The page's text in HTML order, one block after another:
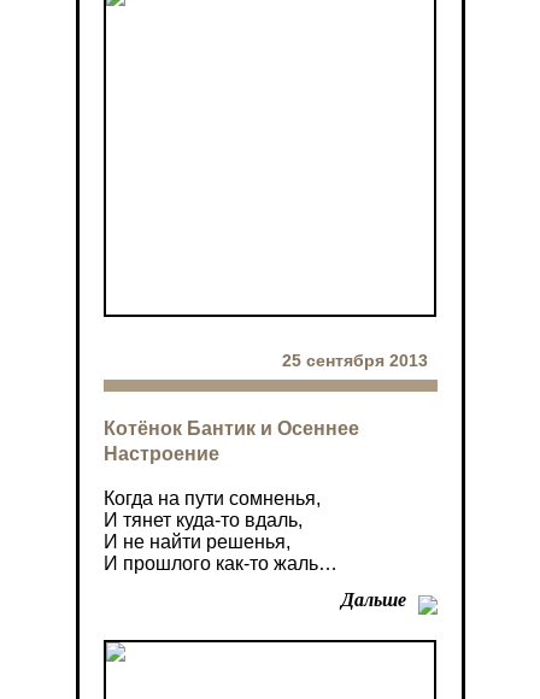
25 сентября 2013
Котёнок Бантик и Осеннее
Настроение
Когда на пути сомненья,
И тянет куда-то вдаль,
И не найти решенья,
И прошлого как-то жаль…
Дальше